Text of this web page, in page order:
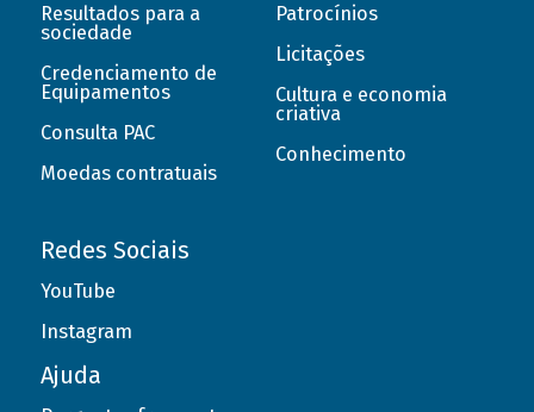
Resultados para a
sociedade
Credenciamento de
Equipamentos
Consulta PAC
Moedas contratuais
Patrocínios
Licitações
Cultura e economia
criativa
Conhecimento
Redes Sociais
YouTube
Instagram
Ajuda